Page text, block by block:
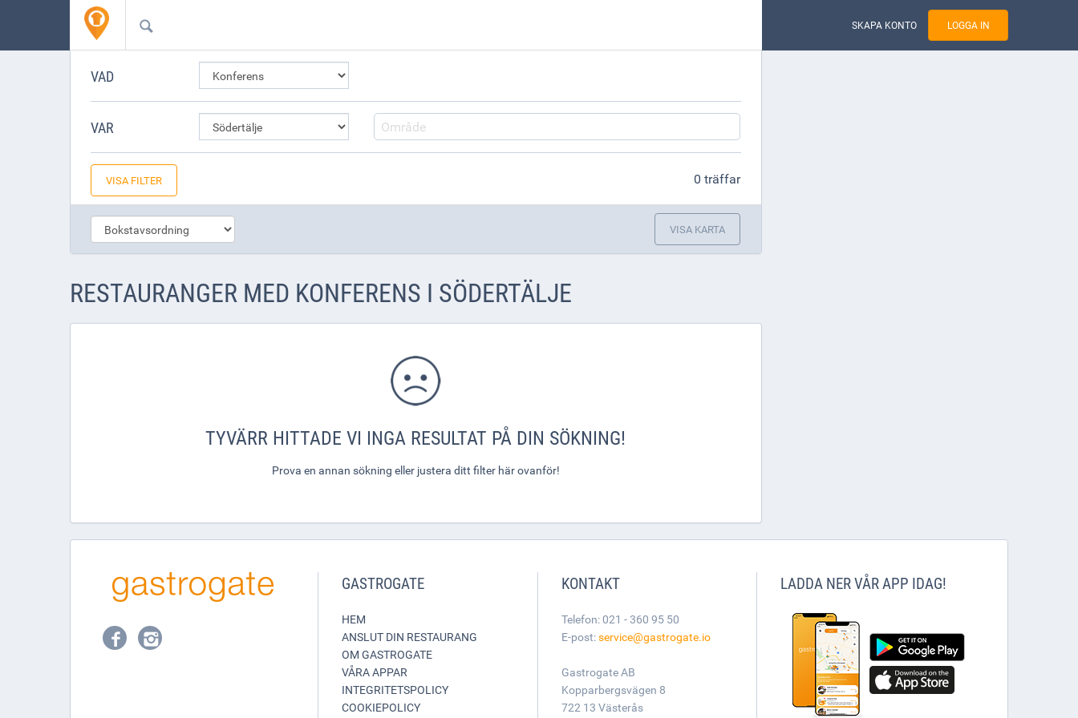
SKAPA KONTO LOGGA IN
VAD
VAR Område
VISA FILTER 0 träffar
VISA KARTA
RESTAURANGER MED KONFERENS I SÖDERTÄLJE
TYVÄRR HITTADE VI INGA RESULTAT PÅ DIN SÖKNING!
Prova en annan sökning eller justera ditt filter här ovanför!
GASTROGATE
HEM
ANSLUT DIN RESTAURANG
OM GASTROGATE
VÅRA APPAR
INTEGRITETSPOLICY
COOKIEPOLICY
KONTAKT
Telefon: 021 - 360 95 50
E-post:service@gastrogate.io
Gastrogate AB
Kopparbergsvägen 8
722 13 Västerås
LADDA NER VÅR APP IDAG!